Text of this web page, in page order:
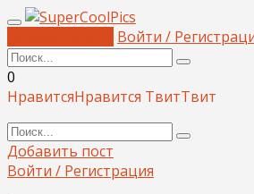
Войти /
0
НравитсяНравится ТвитТвит
Добавить пост
Войти / Регистрация